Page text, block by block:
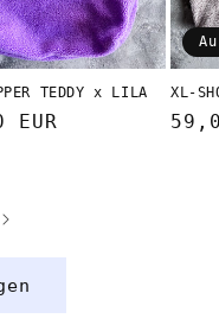
TEDDY x LILA
EUR
XL-